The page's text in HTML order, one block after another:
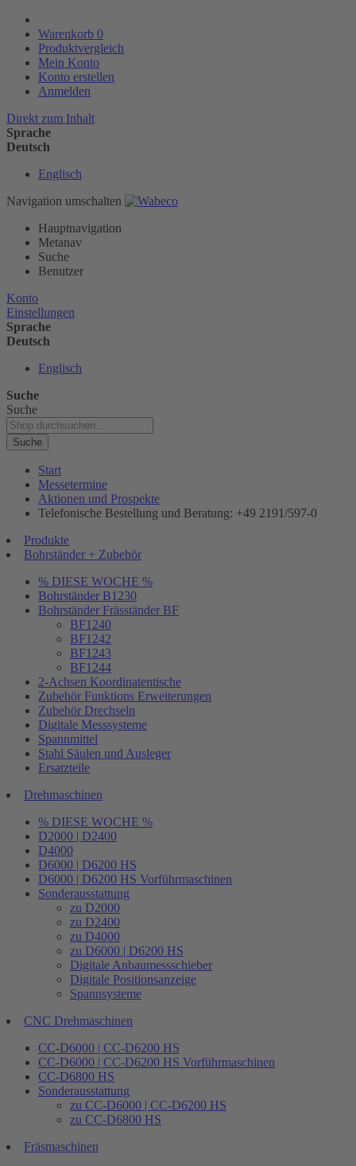
Warenkorb 0
Produktvergleich
Mein Konto
Konto erstellen
Anmelden
Direkt zum Inhalt
Sprache
Deutsch
Englisch
Navigation umschalten
Hauptnavigation
Metanav
Suche
Benutzer
Konto
Einstellungen
Sprache
Deutsch
Englisch
Suche
Suche
Suche
Start
Messetermine
Aktionen und Prospekte
Telefonische Bestellung und Beratung: +49 2191/597-0
Produkte
Bohrständer + Zubehör
% DIESE WOCHE %
Bohrständer B1230
Bohrständer Fräsständer BF
BF1240
BF1242
BF1243
BF1244
2-Achsen Koordinatentische
Zubehör Funktions Erweiterungen
Zubehör Drechseln
Digitale Messsysteme
Spannmittel
Stahl Säulen und Ausleger
Ersatzteile
Drehmaschinen
% DIESE WOCHE %
D2000 | D2400
D4000
D6000 | D6200 HS
D6000 | D6200 HS Vorführmaschinen
Sonderausstattung
zu D2000
zu D2400
zu D4000
zu D6000 | D6200 HS
Digitale Anbaumessschieber
Digitale Positionsanzeige
Spannsysteme
CNC Drehmaschinen
CC-D6000 | CC-D6200 HS
CC-D6000 | CC-D6200 HS Vorführmaschinen
CC-D6800 HS
Sonderausstattung
zu CC-D6000 | CC-D6200 HS
zu CC-D6800 HS
Fräsmaschinen